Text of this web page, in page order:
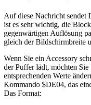
Auf diese Nachricht
ist es sehr wichtig, die
gegenwärtigen Auflösung
gleich der Bildschirmbreite
Wenn Sie ein Accessory
der Puffer lädt, möchten
entsprechenden Werte
Kommando $DE04, das
Das Format: